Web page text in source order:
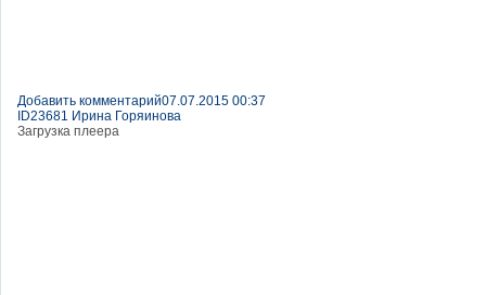
Добавить комментарий07.07.2015 00:37
ID23681 Ирина Горяинова
Загрузка плеера